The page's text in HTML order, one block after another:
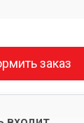
заказ